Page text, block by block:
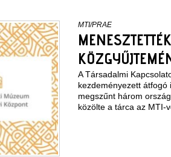
MTI/PRAE
A Társadalmi
kezdeményezett
megszűnt három
közölte a tárca az MTI-